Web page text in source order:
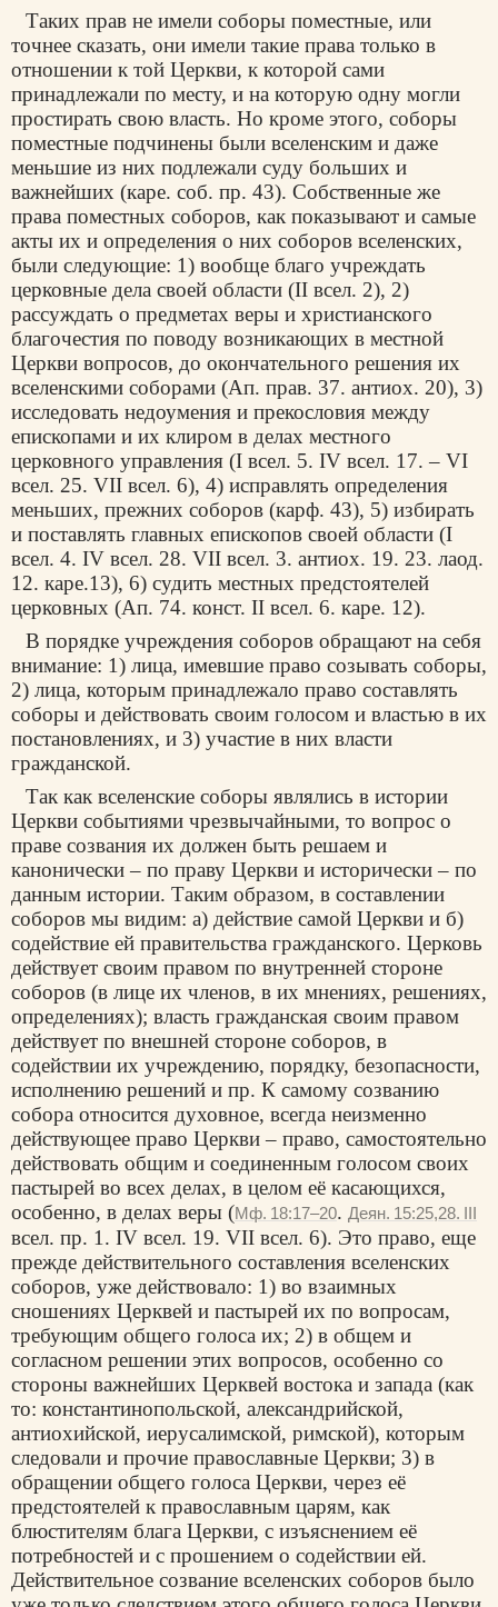
Таких прав не имели соборы поместные, или
точнее сказать, они имели такие права только в
отношении к той Церкви, к которой сами
принадлежали по месту, и на которую одну могли
простирать свою власть. Но кроме этого, соборы
поместные подчинены были вселенским и даже
меньшие из них подлежали суду больших и
важнейших (каре. соб. пр. 43). Собственные же
права поместных соборов, как показывают и самые
акты их и определения о них соборов вселенских,
были следующие: 1) вообще благо учреждать
церковные дела своей области (II всел. 2), 2)
рассуждать о предметах веры и христианского
благочестия по поводу возникающих в местной
Церкви вопросов, до окончательного решения их
вселенскими соборами (Ап. прав. 37. антиох. 20), 3)
исследовать недоумения и прекословия между
епископами и их клиром в делах местного
церковного управления (I всел. 5. IV всел. 17. – VI
всел. 25. VII всел. 6), 4) исправлять определения
меньших, прежних соборов (карф. 43), 5) избирать
и поставлять главных епископов своей области (I
всел. 4. IV всел. 28. VII всел. 3. антиох. 19. 23. лаод.
12. каре.13), 6) судить местных предстоятелей
церковных (Ап. 74. конст. II всел. 6. каре. 12).
В порядке учреждения соборов обращают на себя
внимание: 1) лица, имевшие право созывать соборы,
2) лица, которым принадлежало право составлять
соборы и действовать своим голосом и властью в их
постановлениях, и 3) участие в них власти
гражданской.
Так как вселенские соборы являлись в истории
Церкви событиями чрезвычайными, то вопрос о
праве созвания их должен быть решаем и
канонически – по праву Церкви и исторически – по
данным истории. Таким образом, в составлении
соборов мы видим: а) действие самой Церкви и б)
содействие ей правительства гражданского. Церковь
действует своим правом по внутренней стороне
соборов (в лице их членов, в их мнениях, решениях,
определениях); власть гражданская своим правом
действует по внешней стороне соборов, в
содействии их учреждению, порядку, безопасности,
исполнению решений и пр. К самому созванию
собора относится духовное, всегда неизменно
действующее право Церкви – право, самостоятельно
действовать общим и соединенным голосом своих
пастырей во всех делах, в целом её касающихся,
особенно, в делах веры (Мф. 18:17–20. Деян. 15:25,28. III
всел. пр. 1. IV всел. 19. VII всел. 6). Это право, еще
прежде действительного составления вселенских
соборов, уже действовало: 1) во взаимных
сношениях Церквей и пастырей их по вопросам,
требующим общего голоса их; 2) в общем и
согласном решении этих вопросов, особенно со
стороны важнейших Церквей востока и запада (как
то: константинопольской, александрийской,
антиохийской, иерусалимской, римской), которым
следовали и прочие православные Церкви; 3) в
обращении общего голоса Церкви, через её
предстоятелей к православным царям, как
блюстителям блага Церкви, с изъяснением её
потребностей и с прошением о содействии ей.
Действительное созвание вселенских соборов было